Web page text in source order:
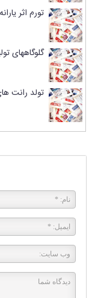
تورم اثر
گلوگاههای
تولد رانت